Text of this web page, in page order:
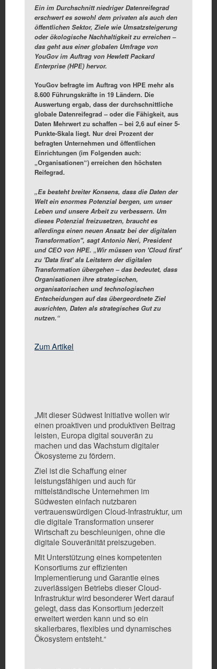
Ein im Durchschnitt niedriger Datenreifegrad
erschwert es sowohl dem privaten als auch den
öffentlichen Sektor, Ziele wie Umsatzsteigerung
oder ökologische Nachhaltigkeit zu erreichen –
das geht aus einer globalen Umfrage von
YouGov im Auftrag von Hewlett Packard
Enterprise (HPE) hervor.
YouGov befragte im Auftrag von HPE mehr als
8.600 Führungskräfte in 19 Ländern. Die
Auswertung ergab, dass der durchschnittliche
globale Datenreifegrad – oder die Fähigkeit, aus
Daten Mehrwert zu schaffen – bei 2,6 auf einer 5-
Punkte-Skala liegt. Nur drei Prozent der
befragten Unternehmen und öffentlichen
Einrichtungen (im Folgenden auch:
„Organisationen“) erreichen den höchsten
Reifegrad.
„Es besteht breiter Konsens, dass die Daten der
Welt ein enormes Potenzial bergen, um unser
Leben und unsere Arbeit zu verbessern. Um
dieses Potenzial freizusetzen, braucht es
allerdings einen neuen Ansatz bei der digitalen
Transformation", sagt Antonio Neri, President
und CEO von HPE. „Wir müssen von 'Cloud first'
zu 'Data first' als Leitstern der digitalen
Transformation übergehen – das bedeutet, dass
Organisationen ihre strategischen,
organisatorischen und technologischen
Entscheidungen auf das übergeordnete Ziel
ausrichten, Daten als strategisches Gut zu
nutzen.“
Zum Artikel
„Mit dieser Südwest Initiative wollen wir
einen proaktiven und produktiven Beitrag
leisten, Europa digitalsouverän zu
machen und das Wachstum digitaler
Ökosysteme zu fördern.
Ziel ist die Schaffung einer
leistungsfähigen und auch für
mittelständische Unternehmen im
Südwesten einfach nutzbaren
vertrauenswürdigen Cloud-Infrastruktur, um
die digitale Transformation unserer
Wirtschaft zu beschleunigen, ohne die
digitale Souveränität preiszugeben.
Mit Unterstützung eines kompetenten
Konsortiums zur effizienten
Implementierung und Garantie eines
zuverlässigen Betriebs dieser Cloud-
Infrastruktur wird besonderer Wert darauf
gelegt, dass das Konsortium jederzeit
erweitert werden kann und so ein
skalierbares, flexibles und dynamisches
Ökosystem entsteht.“